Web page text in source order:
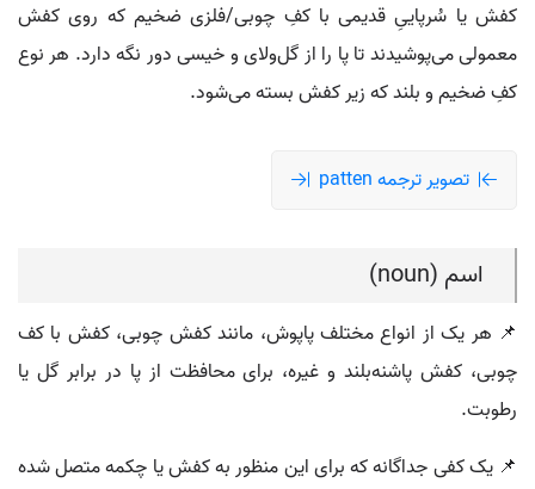
کفش یا سُرپاییِ قدیمی با کفِ چوبی/فلزی ضخیم که روی کفش
معمولی می‌پوشیدند تا پا را از گل‌ولای و خیسی دور نگه دارد. هر نوع
کفِ ضخیم و بلند که زیر کفش بسته می‌شود.
تصویر ترجمه patten
اسم (noun)
📌 هر یک از انواع مختلف پاپوش، مانند کفش چوبی، کفش با کف
چوبی، کفش پاشنه‌بلند و غیره، برای محافظت از پا در برابر گل یا
رطوبت.
📌 یک کفی جداگانه که برای این منظور به کفش یا چکمه متصل شده